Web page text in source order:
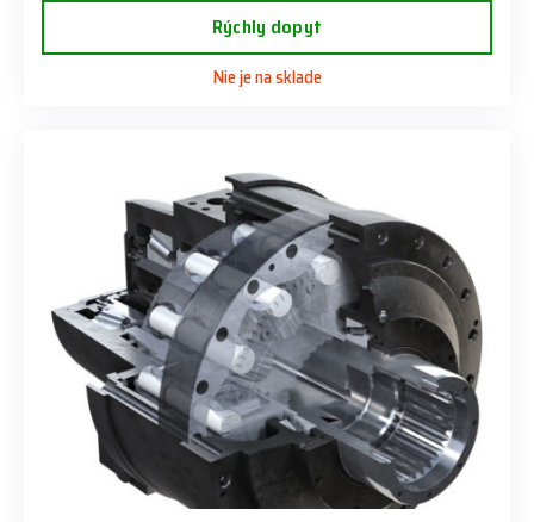
Rýchly dopyt
Nie je na sklade